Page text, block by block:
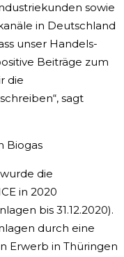
sowie
in Deutschland
unser Handels-
Beiträge zum
die
sagt
Biogas
die
in 2020
bis 31.12.2020).
durch eine
Erwerb in Thüringen